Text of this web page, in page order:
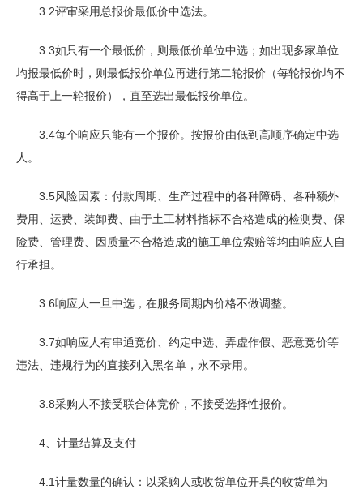
3.2评审采用总报价最低价中选法。
3.3如只有一个最低价，则最低价单位中选；如出现多家单位
均报最低价时，则最低报价单位再进行第二轮报价（每轮报价均不
得高于上一轮报价），直至选出最低报价单位。
3.4每个响应只能有一个报价。按报价由低到高顺序确定中选
人。
3.5风险因素：付款周期、生产过程中的各种障碍、各种额外
费用、运费、装卸费、由于土工材料指标不合格造成的检测费、保
险费、管理费、因质量不合格造成的施工单位索赔等均由响应人自
行承担。
3.6响应人一旦中选，在服务周期内价格不做调整。
3.7如响应人有串通竞价、约定中选、弄虚作假、恶意竞价等
违法、违规行为的直接列入黑名单，永不录用。
3.8采购人不接受联合体竞价，不接受选择性报价。
4、计量结算及支付
4.1计量数量的确认：以采购人或收货单位开具的收货单为